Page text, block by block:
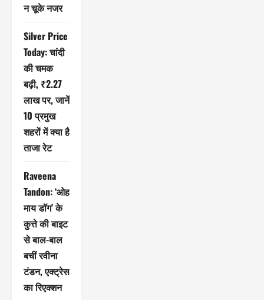
न चूके नजर
Silver Price
Today: चांदी
की चमक
बढ़ी, ₹2.27
लाख पर, जानें
10 प्रमुख
शहरों में क्या है
ताजा रेट
Raveena
Tandon: ‘ओह
माय डॉग’ के
कुत्ते की बाइट
से बाल-बाल
बचीं रवीना
टंडन, एक्ट्रेस
का रिएक्शन